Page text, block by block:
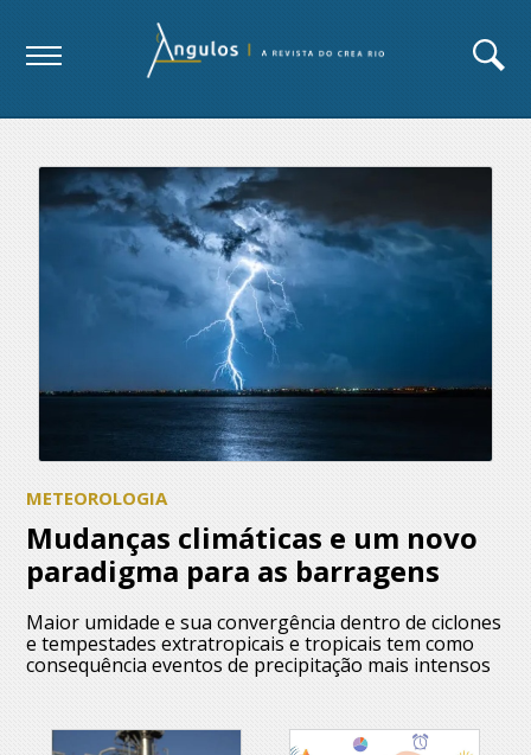
METEOROLOGIA
Mudanças climáticas e um novo
paradigma para as barragens
Maior umidade e sua convergência dentro de ciclones
e tempestades extratropicais e tropicais tem como
consequência eventos de precipitação mais intensos